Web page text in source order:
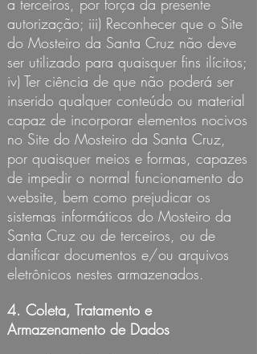
a terceiros, por força da presente
autorização; iii) Reconhecer que o Site
do Mosteiro da Santa Cruz não deve
ser utilizado para quaisquer fins ilícitos;
iv) Ter ciência de que não poderá ser
inserido qualquer conteúdo ou material
capaz de incorporar elementos nocivos
no Site do Mosteiro da Santa Cruz,
por quaisquer meios e formas, capazes
de impedir o normal funcionamento do
website, bem como prejudicar os
sistemas informáticos do Mosteiro da
Santa Cruz ou de terceiros, ou de
danificar documentos e/ou arquivos
eletrônicos nestes armazenados.
4. Coleta, Tratamento e
Armazenamento de Dados